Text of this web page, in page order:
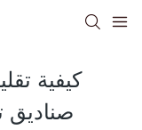
كيفية